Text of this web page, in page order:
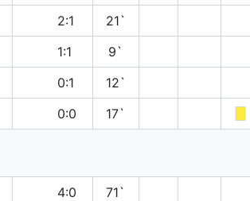
2:1
21`
1:1
9`
0:1
12`
0:0 17`
4:0 71`